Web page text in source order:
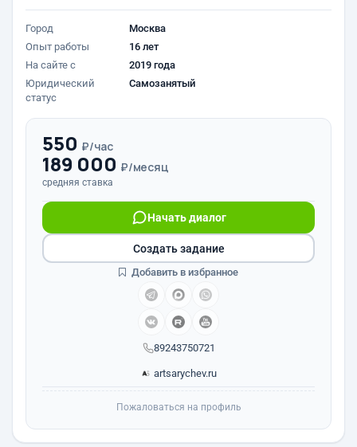
Город
Москва
Опыт работы
16 лет
На сайте с
2019 года
Юридический
статус
Самозанятый
550 ₽/час
189 000 ₽/месяц
средняя ставка
89243750721
Начать диалог
artsarychev.ru
Создать задание
Добавить в избранное
Пожаловаться на профиль